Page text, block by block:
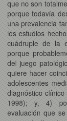
que no son
porque todavía
una prevalencia
los estudios
cuádruple de la
porque
del juego
quiere hacer
adolescentes
diagnóstico
1998); y, 4)
evaluación que